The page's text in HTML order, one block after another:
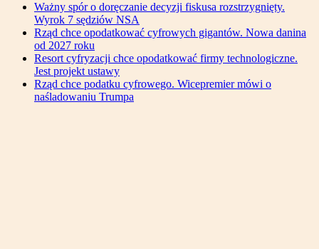
Ważny spór o doręczanie decyzji fiskusa rozstrzygnięty.
Wyrok 7 sędziów NSA
Rząd chce opodatkować cyfrowych gigantów. Nowa danina
od 2027 roku
Resort cyfryzacji chce opodatkować firmy technologiczne.
Jest projekt ustawy
Rząd chce podatku cyfrowego. Wicepremier mówi o
naśladowaniu Trumpa